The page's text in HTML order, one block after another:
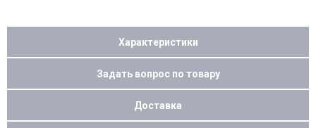
Характеристики
Задать вопрос по товару
Доставка